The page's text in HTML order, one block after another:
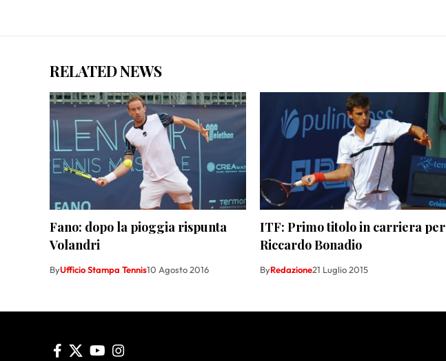
RELATED NEWS
Fano: dopo la pioggia rispunta
Volandri
ByUfficio Stampa Tennis10 Agosto 2016
ITF: Primo titolo in carriera per
Riccardo Bonadio
ByRedazione21 Luglio 2015